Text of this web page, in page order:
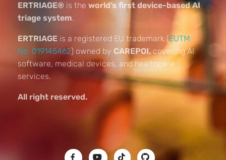
ERTRIAGE® is the world’s first device-based AI
triage system.
ERTRIAGE is a registered EU trademark (EUTM
No. 019145462) owned by CAREPOI,covering AI
software, medical devices, and healthcare
services.
All right reserved.